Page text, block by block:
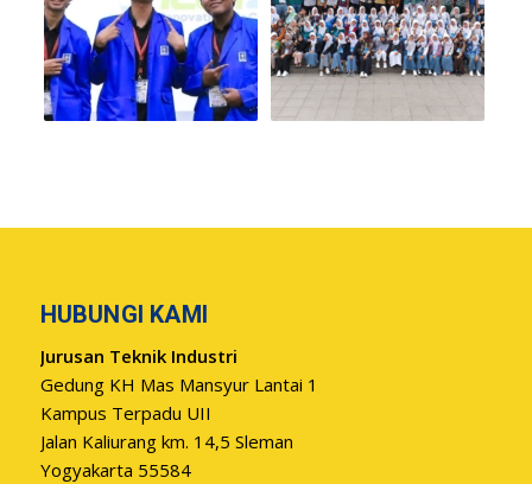
HUBUNGI KAMI
Jurusan Teknik Industri
Gedung KH Mas Mansyur Lantai 1
Kampus Terpadu UII
Jalan Kaliurang km. 14,5 Sleman
Yogyakarta 55584